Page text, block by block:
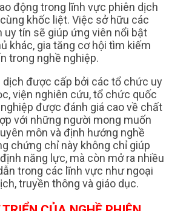
động trong lĩnh vực phiên dịch
khốc liệt. Việc sở hữu các
tín sẽ giúp ứng viên nổi bật
khác, gia tăng cơ hội tìm kiếm
trong nghề nghiệp.
dịch được cấp bởi các tổ chức uy
viện nghiên cứu, tổ chức quốc
được đánh giá cao về chất
với những người mong muốn
môn và định hướng nghề
chứng chỉ này không chỉ giúp
năng lực, mà còn mở ra nhiều
trong các lĩnh vực như ngoại
truyền thông và giáo dục.